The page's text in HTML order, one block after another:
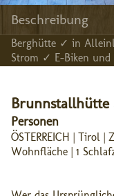
Beschreibung
Berghütte ✓ in
Strom ✓ E-Biken
Brunnstallhütte
Personen
ÖSTERREICH | Tirol |
Wohnfläche | 1